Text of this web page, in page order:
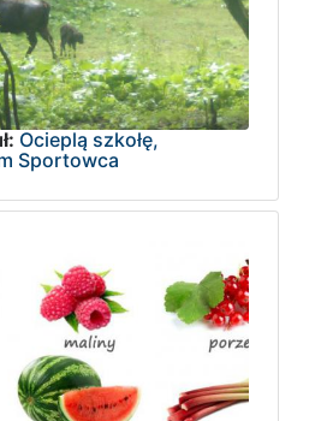
Ocieplą szkołę,
Sportowca